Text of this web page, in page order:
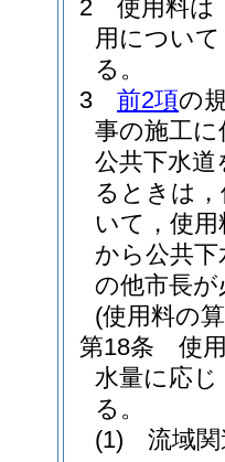
2
使用料は
用につい
る。
3
前2項の
事の施工
公共下水
るときは
いて，使
から公共
の他市長
(使用料の
第18条
使
水量に応じ
る。
(1)
流域